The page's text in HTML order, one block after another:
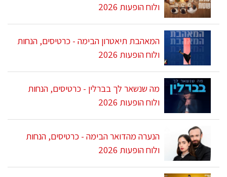
ולוח הופעות 2026
המאהבת תיאטרון הבימה - כרטיסים, הנחות
ולוח הופעות 2026
מה שנשאר לך בברלין - כרטיסים, הנחות
ולוח הופעות 2026
הנערה מהדואר הבימה - כרטיסים, הנחות
ולוח הופעות 2026